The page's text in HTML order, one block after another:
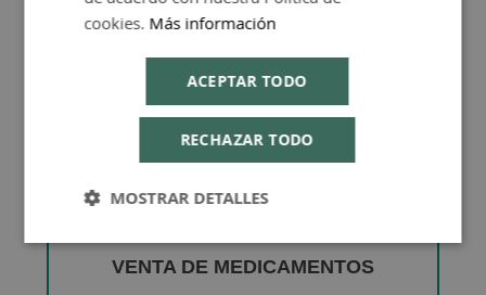
VENTA DE MEDICAMENTOS
cookies. Más información
ACEPTAR TODO
RECHAZAR TODO
MOSTRAR DETALLES